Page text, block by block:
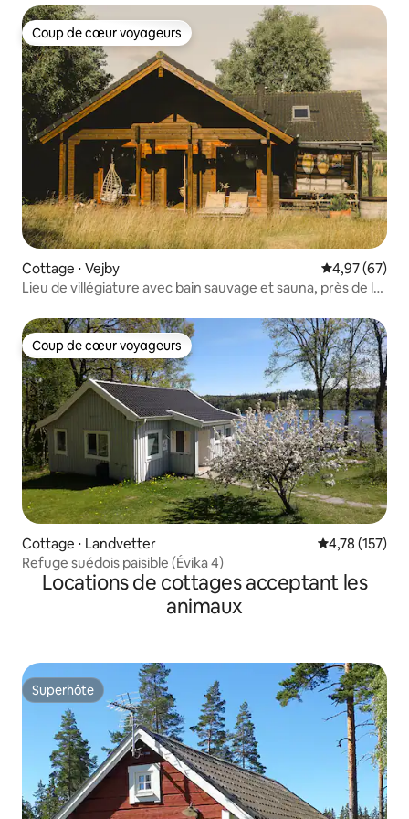
Coup de cœur voyageurs
Coup de cœur voyageurs
Cottage ⋅ Vejby Évaluation
4,97 (67)
Lieu de villégiature avec bain sauvage et sauna, près de la
Coup de cœur voyageurs
Coup de cœur voyageurs
Cottage ⋅ Landvetter Évaluation
4,78 (157)
Refuge suédois paisible (Évika 4)
Locations de cottages acceptant les
animaux
Superhôte
Superhôte